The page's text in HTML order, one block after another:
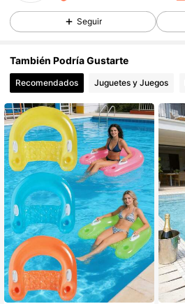
1.9K Seguidores
4.76
Seguir
También Podría Gustarte
Recomendados Juguetes y Juegos